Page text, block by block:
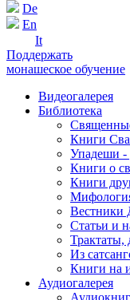
De
En
It
Поддержать
монашеское обучение
Видеогалерея
Библиотека
Книги
Упадеши -
Книги о
Книги
Вестники
Статьи и
Трактаты,
Из
Книги на
Аудиогалерея